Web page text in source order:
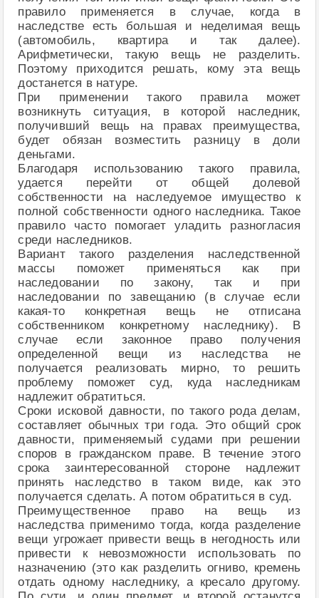
правило применяется в случае, когда в
наследстве есть большая и неделимая вещь
(автомобиль, квартира и так далее).
Арифметически, такую вещь не разделить.
Поэтому приходится решать, кому эта вещь
достанется в натуре.
При применении такого правила может
возникнуть ситуация, в которой наследник,
получивший вещь на правах преимущества,
будет обязан возместить разницу в доли
деньгами.
Благодаря использованию такого правила,
удается перейти от общей долевой
собственности на наследуемое имущество к
полной собственности одного наследника. Такое
правило часто помогает уладить разногласия
среди наследников.
Вариант такого разделения наследственной
массы поможет применяться как при
наследовании по закону, так и при
наследовании по завещанию (в случае если
какая-то конкретная вещь не отписана
собственником конкретному наследнику). В
случае если законное право получения
определенной вещи из наследства не
получается реализовать мирно, то решить
проблему поможет суд, куда наследникам
надлежит обратиться.
Сроки исковой давности, по такого рода делам,
составляет обычных три года. Это общий срок
давности, применяемый судами при решении
споров в гражданском праве. В течение этого
срока заинтересованной стороне надлежит
принять наследство в таком виде, как это
получается сделать. А потом обратиться в суд.
Преимущественное право на вещь из
наследства применимо тогда, когда разделение
вещи угрожает привести вещь в негодность или
привести к невозможности использовать по
назначению (это как разделить огниво, кремень
отдать одному наследнику, а кресало другому.